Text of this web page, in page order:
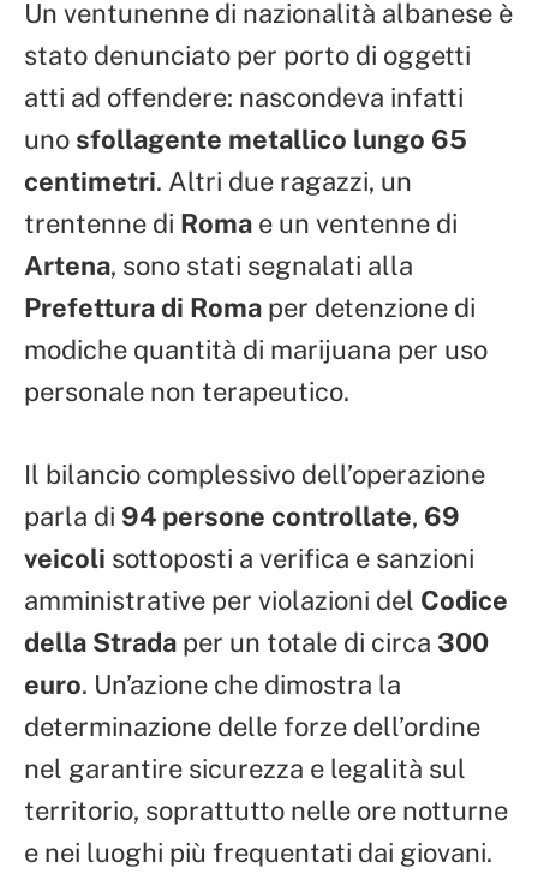
Un ventunenne di nazionalità albanese è
stato denunciato per porto di oggetti
atti ad offendere: nascondeva infatti
uno sfollagente metallico lungo 65
centimetri. Altri due ragazzi, un
trentenne di Roma e un ventenne di
Artena, sono stati segnalati alla
Prefettura di Roma per detenzione di
modiche quantità di marijuana per uso
personale non terapeutico.
Il bilancio complessivo dell’operazione
parla di 94 persone controllate, 69
veicoli sottoposti a verifica e sanzioni
amministrative per violazioni del Codice
della Strada per un totale di circa 300
euro. Un’azione che dimostra la
determinazione delle forze dell’ordine
nel garantire sicurezza e legalità sul
territorio, soprattutto nelle ore notturne
e nei luoghi più frequentati dai giovani.